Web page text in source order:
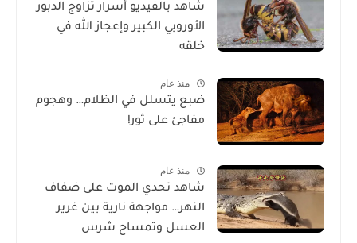
شاهد بالفيديو أسرار تزاوج الدبور
الأوروبي الكبير وإعجاز الله في
خلقه
منذ عام
ضبع يتسلل في الظلام… وهجوم
مفاجئ على ثور!
منذ عام
شاهد تحدي الموت على ضفاف
النهر… مواجهة نارية بين غرير
العسل وتمساح شرس